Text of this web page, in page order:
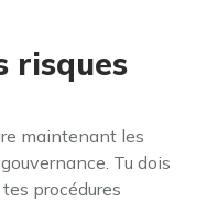
risques
maintenant les
Tu dois
procédures